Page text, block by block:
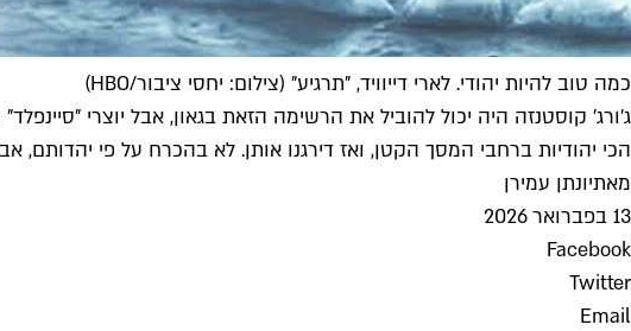
כמה טוב להיות יהודי. לארי דייוויד, "תרגיע" (צילום: יחסי ציבור/HBO)
ג'ורג' קוסטנזה היה יכול להוביל את הרשימה הזאת בגאון, אבל יוצרי
הכי יהודיות ברחבי המסך הקטן, ואז דירגנו אותן. לא בהכרח על פי יהדותם,
מאתיונתן עמירן
13 בפברואר 2026
Facebook
Twitter
Email